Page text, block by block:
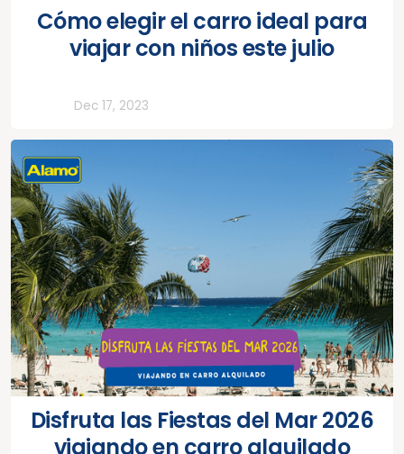
Cómo elegir el carro ideal para
viajar con niños este julio
Dec 17, 2023
Disfruta las Fiestas del Mar 2026
viajando en carro alquilado